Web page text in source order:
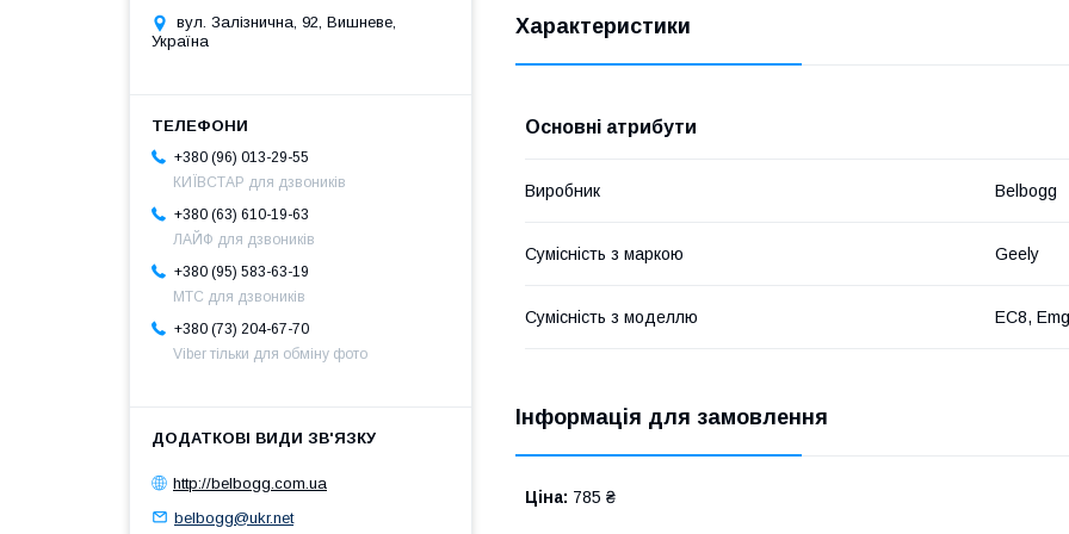
Характеристики
Основні атрибути
Виробник Belbogg
Сумісність з маркою Geely
Сумісність з моделлю EC8,
Інформація для замовлення
Ціна: 785 ₴
вул. Залізнична, 92, Вишневе,
Україна
+380 (96) 013-29-55
КИЇВСТАР для дзвоників
+380 (63) 610-19-63
ЛАЙФ для дзвоників
+380 (95) 583-63-19
МТС для дзвоників
+380 (73) 204-67-70
Viber тільки для обміну фото
http://belbogg.com.ua
belbogg@ukr.net